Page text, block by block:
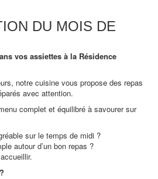
DU MOIS DE
vos assiettes à la Résidence
notre cuisine vous propose des repas
avec attention.
complet et équilibré à savourer sur
sur le temps de midi ?
autour d’un bon repas ?